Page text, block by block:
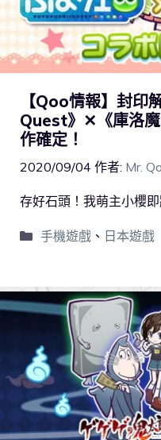
【Qoo情報】封印
Quest》✕《庫洛
作確定！
2020/09/04 作者: Mr.
存好石頭！我萌主小櫻
手機遊戲、 日本遊戲